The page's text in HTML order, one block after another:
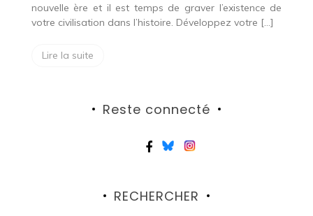
nouvelle ère et il est temps de graver l’existence de
votre civilisation dans l’histoire. Développez votre […]
Lire la suite
Reste connecté
RECHERCHER